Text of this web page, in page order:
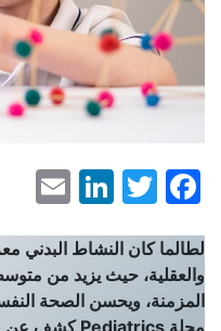
Facebook
Twitter
لطالما كان النشاط البدني
والعقلية، حيث يزيد من
المزمنة، ويحسن الصحة
مجلة Pediatrics كشف عن